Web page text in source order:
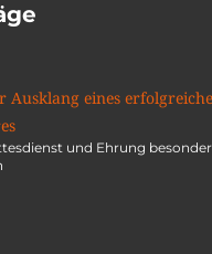
Ausklang eines
und Ehrung